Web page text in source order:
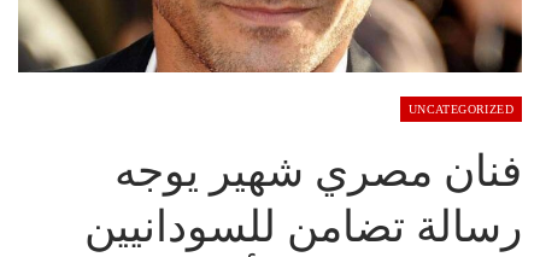
UNCATEGORIZED
فنان مصري شهير يوجه
رسالة تضامن للسودانيين